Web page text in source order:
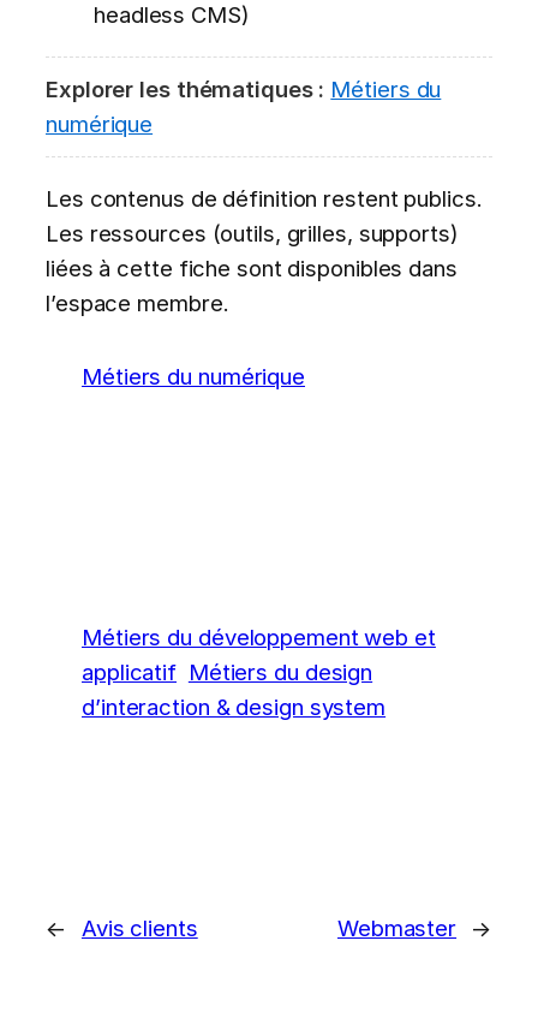
headless CMS)
Explorer les thématiques : Métiers du
numérique
Les contenus de définition restent publics.
Les ressources (outils, grilles, supports)
liées à cette fiche sont disponibles dans
l’espace membre.
Métiers du numérique
Métiers du développement web et
applicatif Métiers du design
d’interaction & design system
← Avis clients Webmaster →